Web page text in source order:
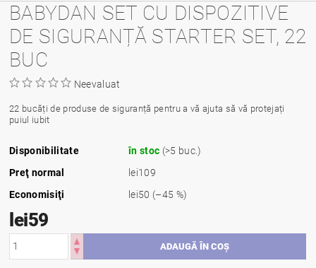
BABYDAN SET CU DISPOZITIVE
DE SIGURANȚĂ STARTER SET, 22
BUC
Neevaluat
22 bucăți de produse de siguranță pentru a vă ajuta să vă protejați
puiul iubit
Disponibilitate în stoc (>5 buc.)
Preţ normal
lei109
Economisiţi
lei50 (–45 %)
lei59